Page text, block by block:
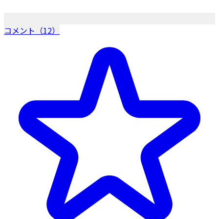
コメント（12）